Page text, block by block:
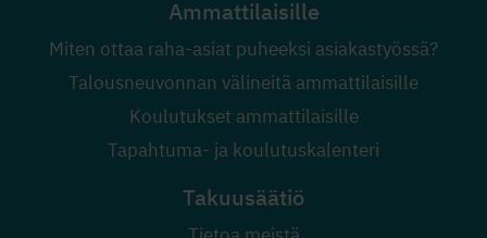
Ammattilaisille
Miten ottaa raha-asiat puheeksi asiakastyössä?
Talousneuvonnan välineitä ammattilaisille
Koulutukset ammattilaisille
Tapahtuma- ja koulutuskalenteri
Takuusäätiö